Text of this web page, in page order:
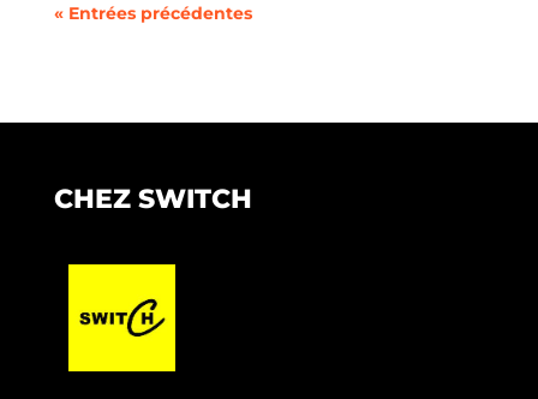
« Entrées précédentes
CHEZ SWITCH